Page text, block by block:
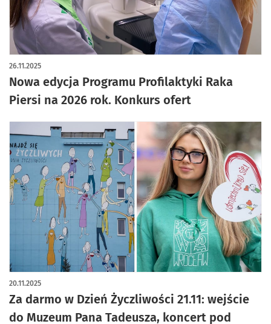
Nowa edycja Programu Profilaktyki Raka
Piersi na 2026 rok. Konkurs ofert
26.11.2025
Za darmo w Dzień Życzliwości 21.11: wejście
do Muzeum Pana Tadeusza, koncert pod
20.11.2025